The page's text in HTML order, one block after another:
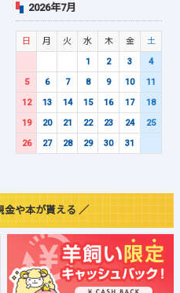
2026年7月
日 月 火 水 木 金
土
1
2 3
4
5
6 7 8 9 10
11
12
13 14 15 16 17
18
19
20 21 22 23 24
25
26
27 28 29 30 31
金や本が貰える ／